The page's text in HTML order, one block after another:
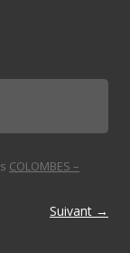
principal
COLOMBES –
Suivant →